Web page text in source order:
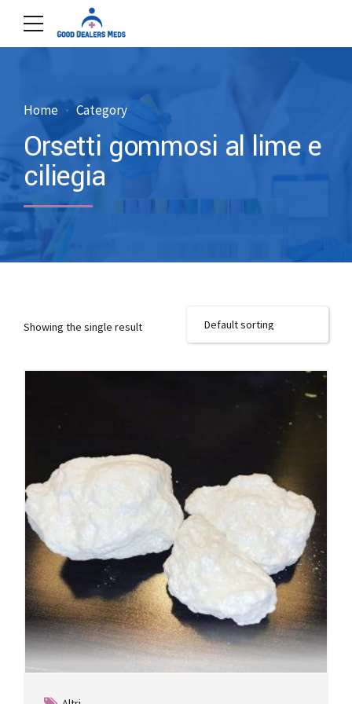
Home Category
Orsetti gommosi al lime e
ciliegia
Showing the single result